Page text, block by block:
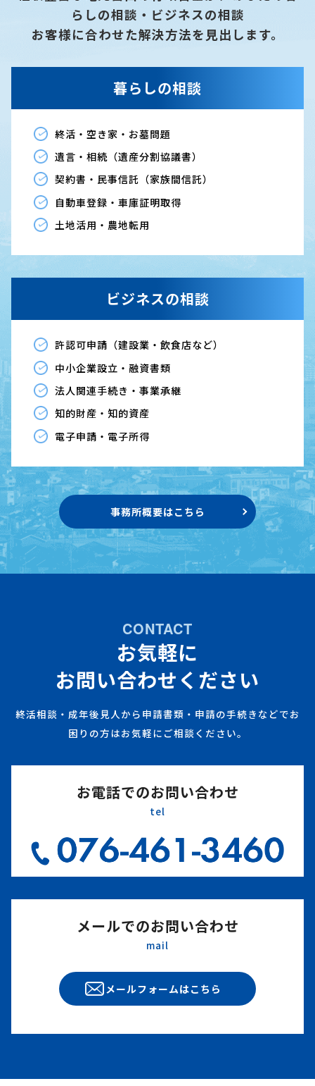
らしの相談・ビジネスの相談
お客様に合わせた解決方法を見出します。
暮らしの相談
終活・空き家・お墓問題
遺言・相続（遺産分割協議書）
契約書・民事信託（家族間信託）
自動車登録・車庫証明取得
土地活用・農地転用
ビジネスの相談
許認可申請（建設業・飲食店など）
中小企業設立・融資書類
法人関連手続き・事業承継
知的財産・知的資産
電子申請・電子所得
事務所概要はこちら
CONTACT
お気軽に
お問い合わせください
終活相談・成年後見人から申請書類・申請の手続きなどでお
困りの方はお気軽にご相談ください。
お電話でのお問い合わせ
tel
メールでのお問い合わせ
mail
メールフォームはこちら